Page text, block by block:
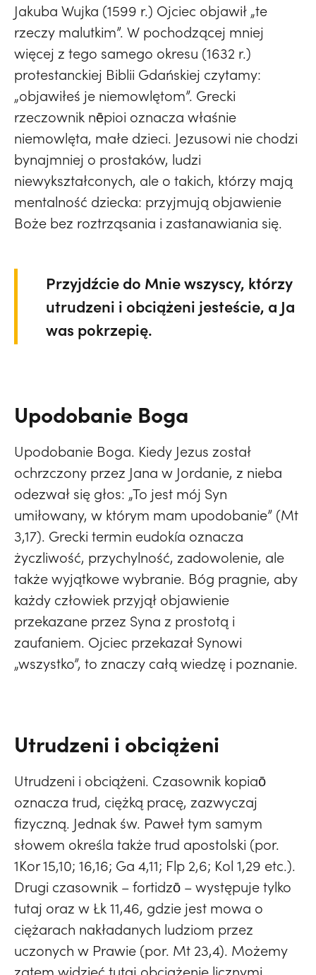
Jakuba Wujka (1599 r.) Ojciec objawił „te
rzeczy malutkim”. W pochodzącej mniej
więcej z tego samego okresu (1632 r.)
protestanckiej Biblii Gdańskiej czytamy:
„objawiłeś je niemowlętom”. Grecki
rzeczownik nēpioi oznacza właśnie
niemowlęta, małe dzieci. Jezusowi nie chodzi
bynajmniej o prostaków, ludzi
niewykształconych, ale o takich, którzy mają
mentalność dziecka: przyjmują objawienie
Boże bez roztrząsania i zastanawiania się.
Przyjdźcie do Mnie wszyscy, którzy
utrudzeni i obciążeni jesteście, a Ja
was pokrzepię.
Upodobanie Boga
Upodobanie Boga. Kiedy Jezus został
ochrzczony przez Jana w Jordanie, z nieba
odezwał się głos: „To jest mój Syn
umiłowany, w którym mam upodobanie” (Mt
3,17). Grecki termin eudokía oznacza
życzliwość, przychylność, zadowolenie, ale
także wyjątkowe wybranie. Bóg pragnie, aby
każdy człowiek przyjął objawienie
przekazane przez Syna z prostotą i
zaufaniem. Ojciec przekazał Synowi
„wszystko”, to znaczy całą wiedzę i poznanie.
Utrudzeni i obciążeni
Utrudzeni i obciążeni. Czasownik kopiaō
oznacza trud, ciężką pracę, zazwyczaj
fizyczną. Jednak św. Paweł tym samym
słowem określa także trud apostolski (por.
1Kor 15,10; 16,16; Ga 4,11; Flp 2,6; Kol 1,29 etc.).
Drugi czasownik – fortidzō – występuje tylko
tutaj oraz w Łk 11,46, gdzie jest mowa o
ciężarach nakładanych ludziom przez
uczonych w Prawie (por. Mt 23,4). Możemy